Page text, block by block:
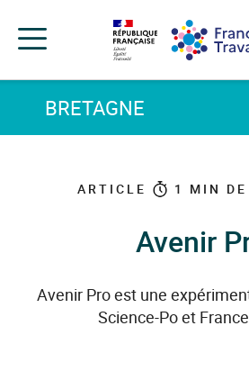
menu
contenu
pied
page Menu
BRETAGNE
ARTICLE 1 MIN
Avenir
Avenir Pro est une
Science-Po et